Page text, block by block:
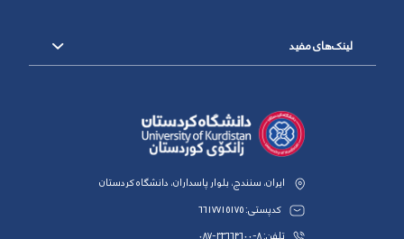
لینک‌های مفید
ایران، سنندج، بلوار پاسداران، دانشگاه کردستان
کدپستی: 6617715175